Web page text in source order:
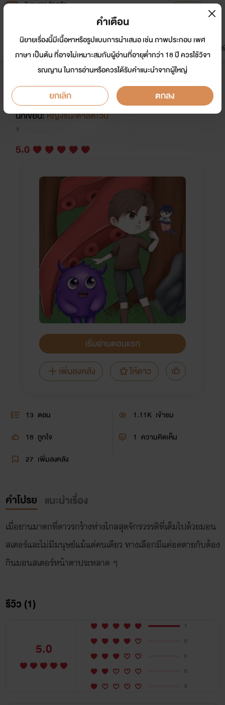
Tunwalai ธัญวลัย
หน้าแรก นิยาย อีบุ๊ก การ์ตูน
มาใหม่
ดรีมแชท ธัญลิสต์
สตรีมเมอร์คนนั้นกินของแปลก ๆ อีก
นักเขียน:หญิงแม่/ตาลตะวัน
Y
5.0
เริ่มอ่านตอนแรก
เพิ่มลงคลัง
ให้ดาว
13 ตอน 1.11K เข้าชม
18 ถูกใจ 1 ความคิดเห็น
27 เพิ่มลงคลัง
คำโปรย แนะนำเรื่อง
เมื่อยานมาตกที่ดาวรกร้างห่างไกลสุดจักรวรรดิที่เต็มไปด้วยมอน
สเตอร์และไม่มีมนุษย์แม้แต่คนเดียว ทางเลือกมีแค่อดตายกับต้อง
กินมอนสเตอร์หน้าตาประหลาด ๆ
รีวิว (1)
5.0
1
0
0
0
0
คำเตือน
นิยายเรื่องนี้มีเนื้อหาหรือรูปแบบการนำเสนอ เช่น ภาพประกอบ เพศ
ภาษา เป็นต้น ที่อาจไม่เหมาะสมกับผู้อ่านที่อายุต่ำกว่า 18 ปี ควรใช้วิจา
รณญาน ในการอ่านหรือควรได้รับคำแนะนำจากผู้ใหญ่
ยกเลิก ตกลง